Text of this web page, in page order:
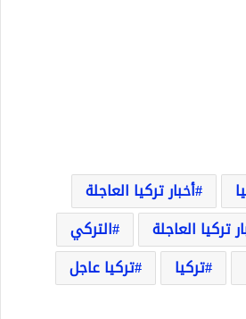
أخبار تركيا العاجلة
تركيا العاجلة
التركي
تركيا
تركيا عاجل